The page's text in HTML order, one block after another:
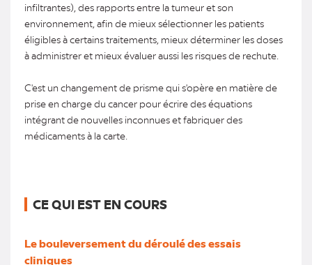
infiltrantes), des rapports entre la tumeur et son
environnement, afin de mieux sélectionner les patients
éligibles à certains traitements, mieux déterminer les doses
à administrer et mieux évaluer aussi les risques de rechute.
C'est un changement de prisme qui s'opère en matière de
prise en charge du cancer pour écrire des équations
intégrant de nouvelles inconnues et fabriquer des
médicaments à la carte.
CE QUI EST EN COURS
Le bouleversement du déroulé des essais
cliniques